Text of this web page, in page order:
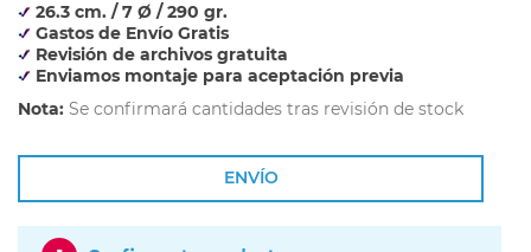
26.3 cm. / 7 Ø / 290 gr.
Gastos de Envío Gratis
Revisión de archivos gratuita
Enviamos montaje para aceptación previa
Nota: Se confirmará cantidades tras revisión de stock
ENVÍO